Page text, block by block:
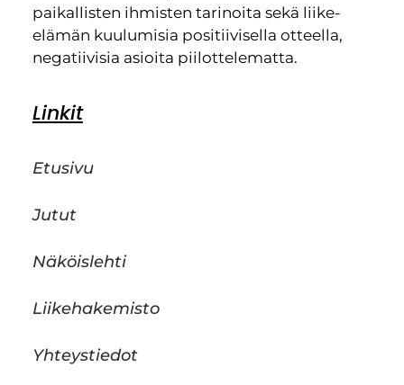
paikallisten ihmisten tarinoita sekä liike-
elämän kuulumisia positiivisella otteella,
negatiivisia asioita piilottelematta.
Linkit
Etusivu
Jutut
Näköislehti
Liikehakemisto
Yhteystiedot